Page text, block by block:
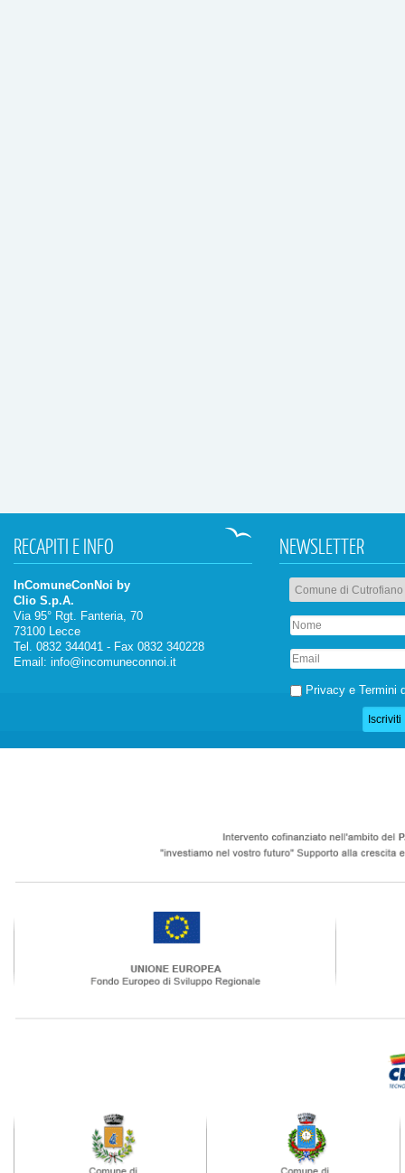
RECAPITI E INFO
InComuneConNoi by
Clio S.p.A.
Via 95° Rgt. Fanteria, 70
73100 Lecce
Tel. 0832 344041 - Fax 0832 340228
Email: info@incomuneconnoi.it
NEWSLETTER
Privacy e Termini